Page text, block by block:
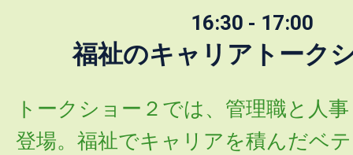
16:30 - 17:00
福祉のキャリアトーク
トークショー２では、管理職と人
登場。福祉でキャリアを積んだベ